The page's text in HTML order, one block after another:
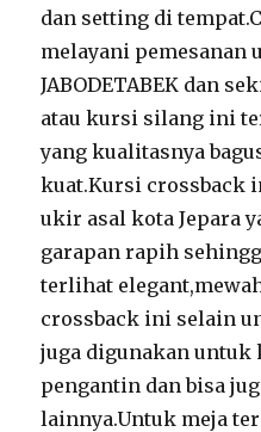
dan setting di
melayani pemesanan
JABODETABEK dan
atau kursi silang ini
yang kualitasnya
kuat.Kursi crossback
ukir asal kota Jepara
garapan rapih
terlihat
crossback ini selain
juga digunakan
pengantin dan bisa
lainnya.Untuk meja